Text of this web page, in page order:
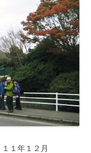
１年１２月